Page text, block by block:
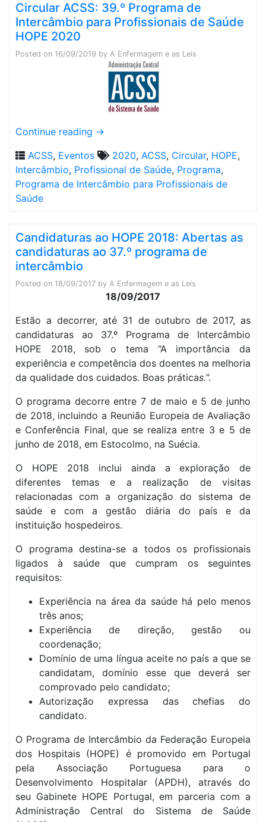
Circular ACSS: 39.º Programa de
Intercâmbio para Profissionais de Saúde
HOPE 2020
Posted on 16/09/2019 by A Enfermagem e as Leis
Continue reading →
ACSS, Eventos 2020, ACSS, Circular, HOPE,
Intercâmbio, Profissional de Saúde, Programa,
Programa de Intercâmbio para Profissionais de
Saúde
Candidaturas ao HOPE 2018: Abertas as
candidaturas ao 37.º programa de
intercâmbio
Posted on 18/09/2017 by A Enfermagem e as Leis
18/09/2017
Estão a decorrer, até 31 de outubro de 2017, as
candidaturas ao 37.º Programa de Intercâmbio
HOPE 2018, sob o tema “A importância da
experiência e competência dos doentes na melhoria
da qualidade dos cuidados. Boas práticas.”.
O programa decorre entre 7 de maio e 5 de junho
de 2018, incluindo a Reunião Europeia de Avaliação
e Conferência Final, que se realiza entre 3 e 5 de
junho de 2018, em Estocolmo, na Suécia.
O HOPE 2018 inclui ainda a exploração de
diferentes temas e a realização de visitas
relacionadas com a organização do sistema de
saúde e com a gestão diária do país e da
instituição hospedeiros.
O programa destina-se a todos os profissionais
ligados à saúde que cumpram os seguintes
requisitos:
Experiência na área da saúde há pelo menos
três anos;
Experiência de direção, gestão ou
coordenação;
Domínio de uma língua aceite no país a que se
candidatam, domínio esse que deverá ser
comprovado pelo candidato;
Autorização expressa das chefias do
candidato.
O Programa de Intercâmbio da Federação Europeia
dos Hospitais (HOPE) é promovido em Portugal
pela Associação Portuguesa para o
Desenvolvimento Hospitalar (APDH), através do
seu Gabinete HOPE Portugal, em parceria com a
Administração Central do Sistema de Saúde